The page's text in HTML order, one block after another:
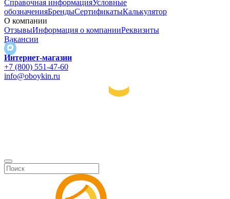
Справочная информацияУсловные
обозначенияБрендыСертификатыКалькулятор
О компании
ОтзывыИнформация о компанииРеквизиты
Вакансии
Интернет-магазин
+7 (800) 551-47-60
info@oboykin.ru